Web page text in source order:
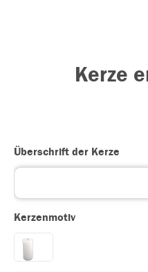
Kerze
Überschrift der Kerze
Kerzenmotiv